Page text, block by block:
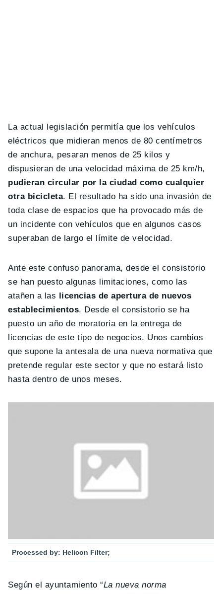
La actual legislación permitía que los vehículos
eléctricos que midieran menos de 80 centímetros
de anchura, pesaran menos de 25 kilos y
dispusieran de una velocidad máxima de 25 km/h,
pudieran circular por la ciudad como cualquier
otra bicicleta. El resultado ha sido una invasión de
toda clase de espacios que ha provocado más de
un incidente con vehículos que en algunos casos
superaban de largo el límite de velocidad.
Ante este confuso panorama, desde el consistorio
se han puesto algunas limitaciones, como las
atañen a las licencias de apertura de nuevos
establecimientos. Desde el consistorio se ha
puesto un año de moratoria en la entrega de
licencias de este tipo de negocios. Unos cambios
que supone la antesala de una nueva normativa que
pretende regular este sector y que no estará listo
hasta dentro de unos meses.
Processed by: Helicon Filter;
Según el ayuntamiento “La nueva norma